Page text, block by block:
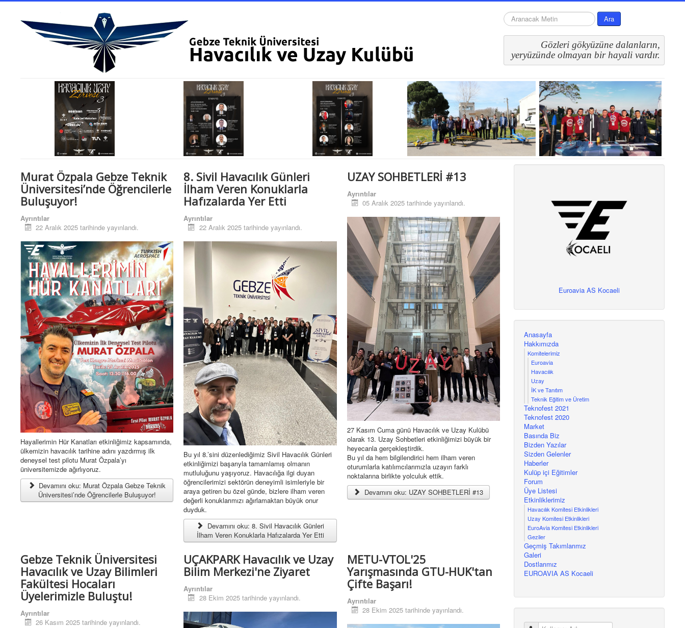
arama... Ara
Gözleri gökyüzüne dalanların,
yeryüzünde olmayan bir hayali vardır.
Murat Özpala Gebze Teknik
Üniversitesi’nde Öğrencilerle
Buluşuyor!
Ayrıntılar
22 Aralık 2025 tarihinde yayınlandı.
Hayallerimin Hür Kanatları etkinliğimiz kapsamında,
ülkemizin havacılık tarihine adını yazdırmış ilk
deneysel test pilotu Murat Özpala’yı
üniversitemizde ağırlıyoruz.
Devamını oku: Murat Özpala Gebze Teknik
Üniversitesi’nde Öğrencilerle Buluşuyor!
8. Sivil Havacılık Günleri
İlham Veren Konuklarla
Hafızalarda Yer Etti
Ayrıntılar
22 Aralık 2025 tarihinde yayınlandı.
Bu yıl 8.’sini düzenlediğimiz Sivil Havacılık Günleri
etkinliğimizi başarıyla tamamlamış olmanın
mutluluğunu yaşıyoruz. Havacılığa ilgi duyan
öğrencilerimizi sektörün deneyimli isimleriyle bir
araya getiren bu özel günde, bizlere ilham veren
değerli konuklarımızı ağırlamaktan büyük onur
duyduk.
Devamını oku: 8. Sivil Havacılık Günleri
İlham Veren Konuklarla Hafızalarda Yer Etti
UZAY SOHBETLERİ #13
Ayrıntılar
05 Aralık 2025 tarihinde yayınlandı.
27 Kasım Cuma günü Havacılık ve Uzay Kulübü
olarak 13. Uzay Sohbetleri etkinliğimizi büyük bir
heyecanla gerçekleştirdik.
Bu yıl da hem bilgilendirici hem ilham veren
oturumlarla katılımcılarımızla uzayın farklı
noktalarına birlikte yolculuk ettik.
Devamını oku: UZAY SOHBETLERİ #13
Gebze Teknik Üniversitesi
Havacılık ve Uzay Bilimleri
Fakültesi Hocaları
Üyelerimizle Buluştu!
Ayrıntılar
26 Kasım 2025 tarihinde yayınlandı.
UÇAKPARK Havacılık ve Uzay
Bilim Merkezi'ne Ziyaret
Ayrıntılar
28 Ekim 2025 tarihinde yayınlandı.
METU-VTOL'25
Yarışmasında GTU-HUK'tan
Çifte Başarı!
Ayrıntılar
28 Ekim 2025 tarihinde yayınlandı.
Euroavia AS Kocaeli
Anasayfa
Hakkımızda
Komitelerimiz
Euroavia
Havacılık
Uzay
İK ve Tanıtım
Teknik Eğitim ve Üretim
Teknofest 2021
Teknofest 2020
Market
Basında Biz
Bizden Yazılar
Sizden Gelenler
Haberler
Kulüp içi Eğitimler
Forum
Üye Listesi
Etkinliklerimiz
Havacılık Komitesi Etkinlikleri
Uzay Komitesi Etkinlikleri
EuroAvia Komitesi Etkinlikleri
Geziler
Geçmiş Takımlarımız
Galeri
Dostlarımız
EUROAVIA AS Kocaeli